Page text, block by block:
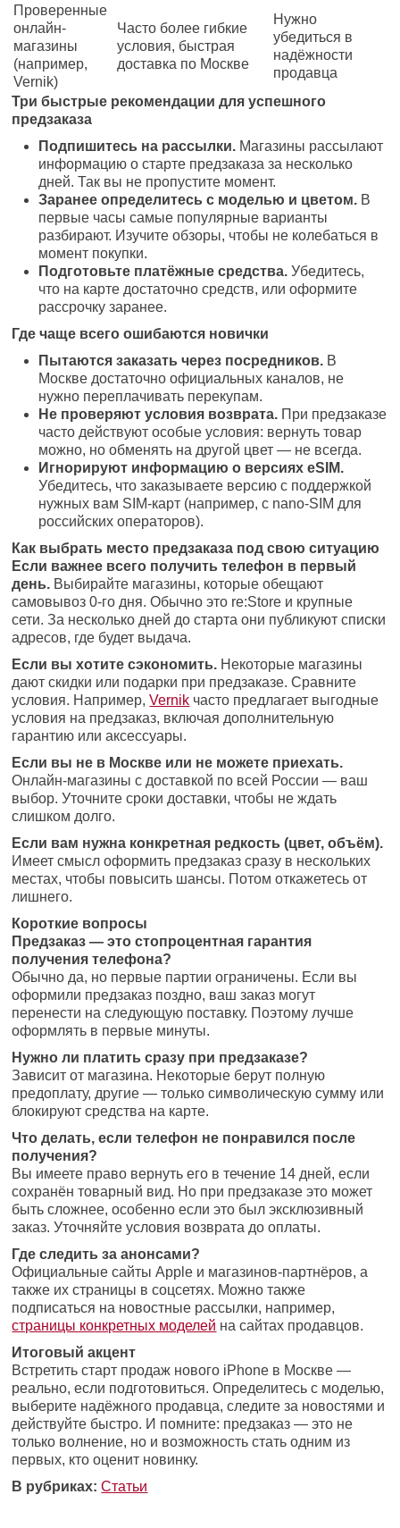
Проверенные
онлайн-
магазины
(например,
Vernik)
Часто более гибкие
условия, быстрая
доставка по Москве
Нужно
убедиться в
надёжности
продавца
Три быстрые рекомендации для успешного
предзаказа
Подпишитесь на рассылки. Магазины рассылают
информацию о старте предзаказа за несколько
дней. Так вы не пропустите момент.
Заранее определитесь с моделью и цветом. В
первые часы самые популярные варианты
разбирают. Изучите обзоры, чтобы не колебаться в
момент покупки.
Подготовьте платёжные средства. Убедитесь,
что на карте достаточно средств, или оформите
рассрочку заранее.
Где чаще всего ошибаются новички
Пытаются заказать через посредников. В
Москве достаточно официальных каналов, не
нужно переплачивать перекупам.
Не проверяют условия возврата. При предзаказе
часто действуют особые условия: вернуть товар
можно, но обменять на другой цвет — не всегда.
Игнорируют информацию о версиях eSIM.
Убедитесь, что заказываете версию с поддержкой
нужных вам SIM-карт (например, с nano-SIM для
российских операторов).
Как выбрать место предзаказа под свою ситуацию
Если важнее всего получить телефон в первый
день. Выбирайте магазины, которые обещают
самовывоз 0-го дня. Обычно это re:Store и крупные
сети. За несколько дней до старта они публикуют списки
адресов, где будет выдача.
Если вы хотите сэкономить. Некоторые магазины
дают скидки или подарки при предзаказе. Сравните
условия. Например,Vernik часто предлагает выгодные
условия на предзаказ, включая дополнительную
гарантию или аксессуары.
Если вы не в Москве или не можете приехать.
Онлайн-магазины с доставкой по всей России — ваш
выбор. Уточните сроки доставки, чтобы не ждать
слишком долго.
Если вам нужна конкретная редкость (цвет, объём).
Имеет смысл оформить предзаказ сразу в нескольких
местах, чтобы повысить шансы. Потом откажетесь от
лишнего.
Короткие вопросы
Предзаказ — это стопроцентная гарантия
получения телефона?
Обычно да, но первые партии ограничены. Если вы
оформили предзаказ поздно, ваш заказ могут
перенести на следующую поставку. Поэтому лучше
оформлять в первые минуты.
Нужно ли платить сразу при предзаказе?
Зависит от магазина. Некоторые берут полную
предоплату, другие — только символическую сумму или
блокируют средства на карте.
Что делать, если телефон не понравился после
получения?
Вы имеете право вернуть его в течение 14 дней, если
сохранён товарный вид. Но при предзаказе это может
быть сложнее, особенно если это был эксклюзивный
заказ. Уточняйте условия возврата до оплаты.
Где следить за анонсами?
Официальные сайты Apple и магазинов-партнёров, а
также их страницы в соцсетях. Можно также
подписаться на новостные рассылки, например,
страницы конкретных моделей на сайтах продавцов.
Итоговый акцент
Встретить старт продаж нового iPhone в Москве —
реально, если подготовиться. Определитесь с моделью,
выберите надёжного продавца, следите за новостями и
действуйте быстро. И помните: предзаказ — это не
только волнение, но и возможность стать одним из
первых, кто оценит новинку.
В рубриках: Статьи